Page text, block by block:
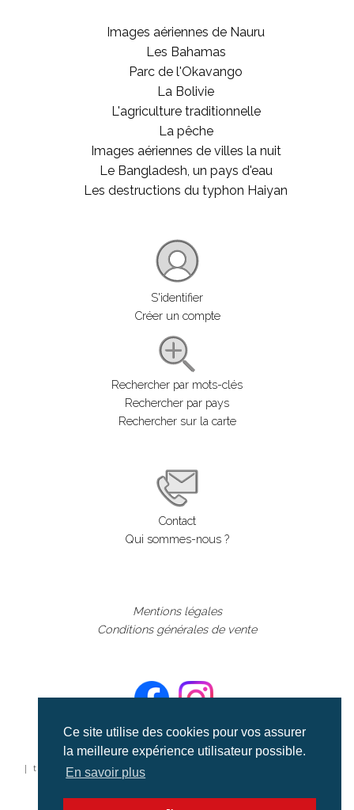
Ce site utilise des cookies pour vos assurer
la meilleure expérience utilisateur possible.
En savoir plus
Images aériennes de Nauru
Les Bahamas
Parc de l'Okavango
La Bolivie
L'agriculture traditionnelle
La pêche
Images aériennes de villes la nuit
Le Bangladesh, un pays d'eau
Les destructions du typhon Haiyan
S'identifier
Créer un compte
Rechercher par mots-clés
Rechercher par pays
Rechercher sur la carte
Contact
Qui sommes-nous ?
Mentions légales
Conditions générales de vente
©aerialcollection marque déposée 2024
| tous droits réservés | aerialcollection.fr banque d'images
aériennes et documentaires video et cinéma |